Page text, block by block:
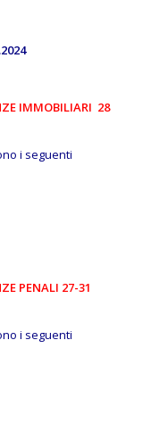
IMMOBILIARI 28
i seguenti
PENALI 27-31
i seguenti